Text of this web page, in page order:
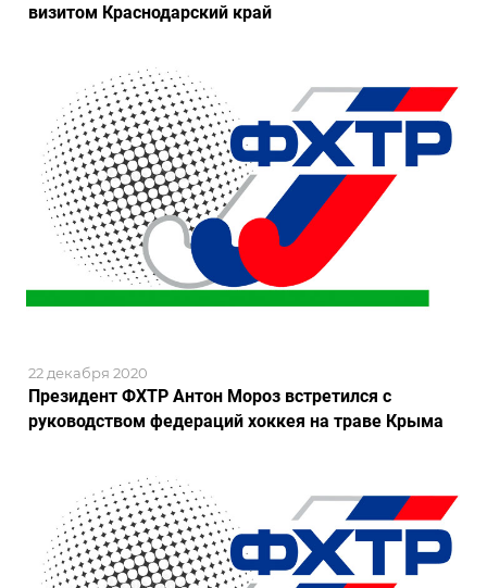
визитом Краснодарский край
Президент ФХТР Антон Мороз встретился с
руководством федераций хоккея на траве Крыма
22 декабря 2020